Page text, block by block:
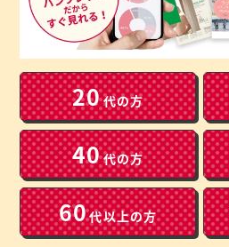
20代の方
40代の方
60代以上の方